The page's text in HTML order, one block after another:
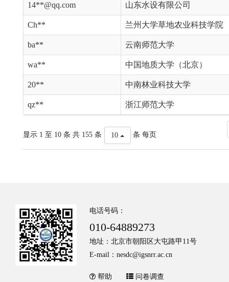
14**@qq.com 山东水设有限公司
Ch** 兰州大学草地农业科技学院
ba** 云南师范大学
wa** 中国地质大学（北京）
20** 中南林业科技大学
qz** 浙江师范大学
显示 1 至 10 条 共 155 条 10 条 每页
电话号码：
010-64889273
地址：北京市朝阳区大屯路甲11号
E-mail：nesdc@igsnrr.ac.cn
帮助 问卷调查